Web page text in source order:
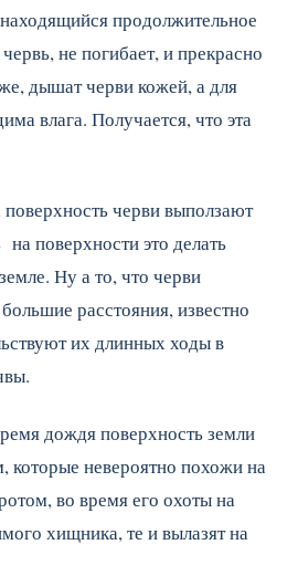
продолжительное
не погибает, и прекрасно
дышат черви кожей, а для
влага. Получается, что эта
черви выползают
поверхности это делать
Ну а то, что черви
расстояния, известно
их длинных ходы в
дождя поверхность земли
которые невероятно похожи на
во время его охоты на
хищника, те и вылазят на